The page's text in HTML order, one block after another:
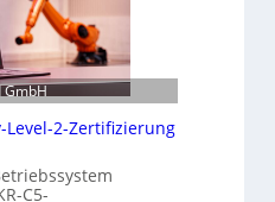
GmbH
Level-2-Zertifizierung
C5-